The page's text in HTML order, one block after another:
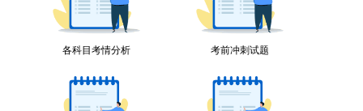
各科目考情分析 考前冲刺试题